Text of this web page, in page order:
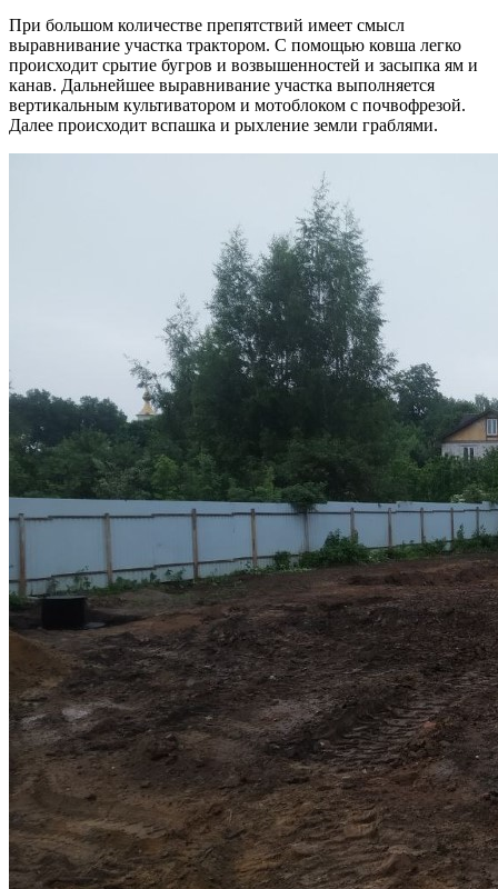
При большом количестве препятствий имеет смысл
выравнивание участка трактором. С помощью ковша легко
происходит срытие бугров и возвышенностей и засыпка ям и
канав. Дальнейшее выравнивание участка выполняется
вертикальным культиватором и мотоблоком с почвофрезой.
Далее происходит вспашка и рыхление земли граблями.